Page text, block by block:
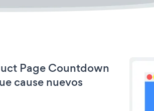
Page Countdown
cause nuevos